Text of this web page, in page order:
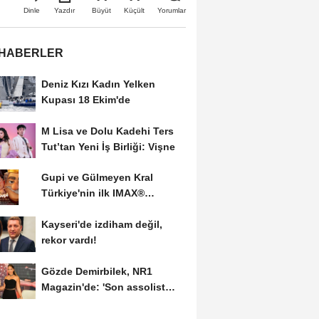
Dinle Yazdır Büyüt Küçült Yorumlar
Deniz Kızı Kadın Yelken
Kupası 18 Ekim'de
M Lisa ve Dolu Kadehi Ters
Tut’tan Yeni İş Birliği: Vişne
Gupi ve Gülmeyen Kral
Türkiye'nin ilk IMAX®
Kayseri'de izdiham değil,
rekor vardı!
Gözde Demirbilek, NR1
Magazin'de: 'Son assolist